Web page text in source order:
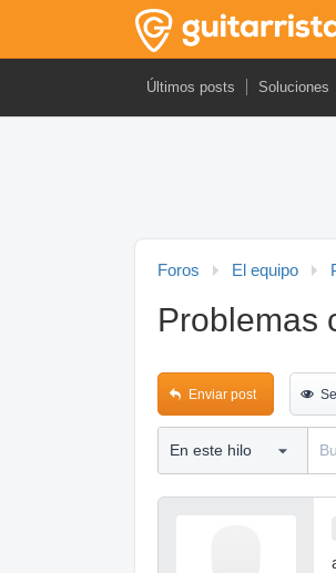
Últimos posts Soluciones
Foros El equipo
Problemas
Enviar post